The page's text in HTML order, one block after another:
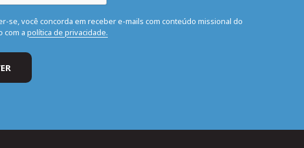
se, você concorda em receber e-mails com conteúdo missional do
com a política de privacidade.